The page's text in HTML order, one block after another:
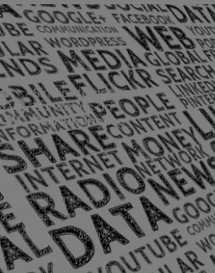
(2º andar), Centro - Cep: 27.330-030
(24) 3323-2500
feira , das 9h às 17h.